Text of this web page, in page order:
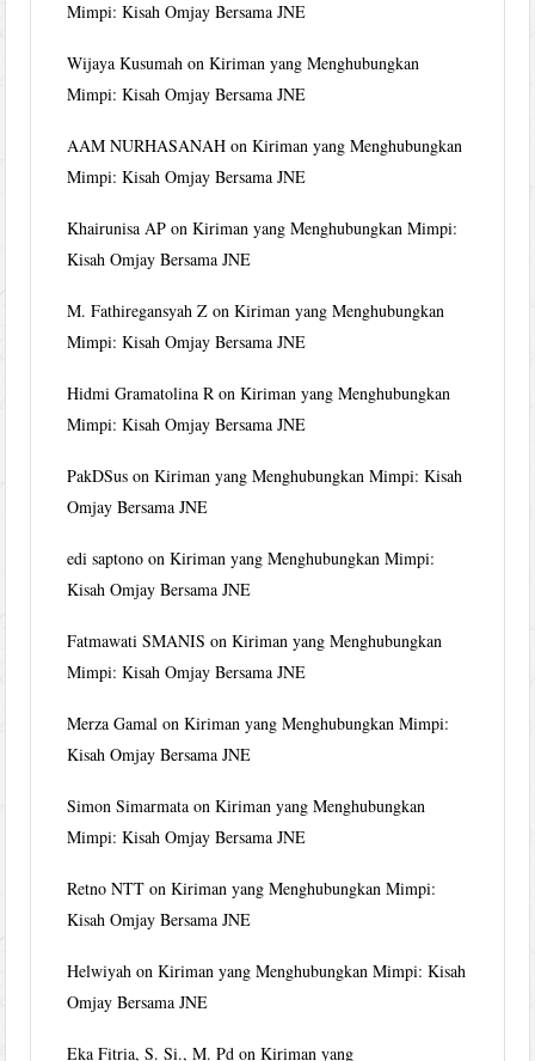
Mimpi: Kisah Omjay Bersama JNE
Wijaya Kusumah onKiriman yang Menghubungkan
Mimpi: Kisah Omjay Bersama JNE
AAM NURHASANAH onKiriman yang Menghubungkan
Mimpi: Kisah Omjay Bersama JNE
Khairunisa AP onKiriman yang Menghubungkan Mimpi:
Kisah Omjay Bersama JNE
M. Fathiregansyah Z onKiriman yang Menghubungkan
Mimpi: Kisah Omjay Bersama JNE
Hidmi Gramatolina R onKiriman yang Menghubungkan
Mimpi: Kisah Omjay Bersama JNE
PakDSus onKiriman yang Menghubungkan Mimpi: Kisah
Omjay Bersama JNE
edi saptono onKiriman yang Menghubungkan Mimpi:
Kisah Omjay Bersama JNE
Fatmawati SMANIS onKiriman yang Menghubungkan
Mimpi: Kisah Omjay Bersama JNE
Merza Gamal onKiriman yang Menghubungkan Mimpi:
Kisah Omjay Bersama JNE
Simon Simarmata onKiriman yang Menghubungkan
Mimpi: Kisah Omjay Bersama JNE
Retno NTT onKiriman yang Menghubungkan Mimpi:
Kisah Omjay Bersama JNE
Helwiyah onKiriman yang Menghubungkan Mimpi: Kisah
Omjay Bersama JNE
Eka Fitria, S. Si., M. Pd onKiriman yang